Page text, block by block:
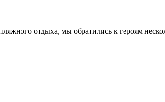
отдыха, мы обратились к героям